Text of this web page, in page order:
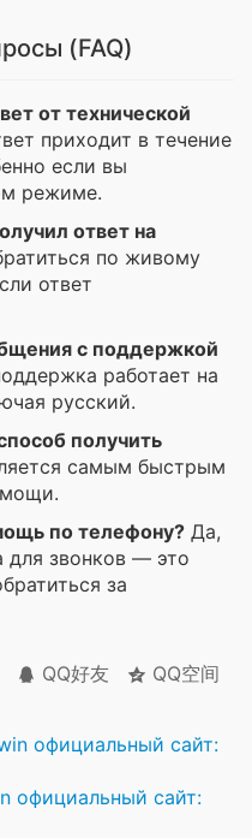
(FAQ)
от технической
приходит в течение
если вы
режиме.
ответ на
по живому
ответ
с поддержкой
работает на
русский.
получить
самым быстрым
по телефону? Да,
для звонков — это
за
QQ好友
QQ空间
официальный сайт:
официальный сайт: